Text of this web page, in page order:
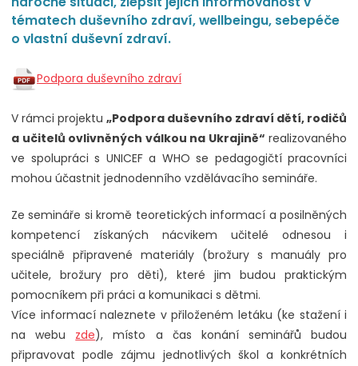
tématech duševního zdraví, wellbeingu, sebepéče
o vlastní duševní zdraví.
Podpora duševního zdraví
V rámci projektu „Podpora duševního zdraví dětí, rodičů
a učitelů ovlivněných válkou na Ukrajině“ realizovaného
ve spolupráci s UNICEF a WHO se pedagogičtí pracovníci
mohou účastnit jednodenního vzdělávacího semináře.
Ze semináře si kromě teoretických informací a posilněných
kompetencí získaných nácvikem učitelé odnesou i
speciálně připravené materiály (brožury s manuály pro
učitele, brožury pro děti), které jim budou praktickým
pomocníkem při práci a komunikaci s dětmi.
Více informací naleznete v přiloženém letáku (ke stažení i
na webu zde), místo a čas konání seminářů budou
připravovat podle zájmu jednotlivých škol a konkrétních